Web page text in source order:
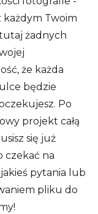
Twoim
żadnych
że każda
będzie
Po
projekt całą
się już
czekać na
pytania lub
pliku do